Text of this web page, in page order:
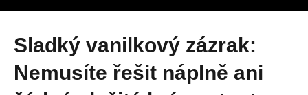
Sladký vanilkový zázrak:
Nemusíte řešit náplně ani